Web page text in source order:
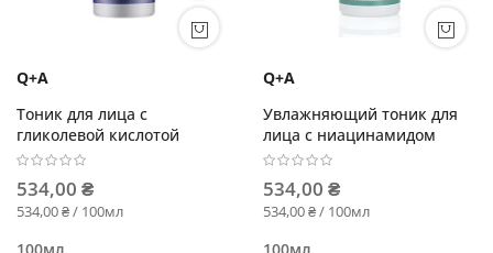
Q+A
Тоник для лица с
гликолевой кислотой
534,00 ₴
534,00 ₴ / 100мл
Q+A
Увлажняющий тоник для
лица с ниацинамидом
534,00 ₴
534,00 ₴ / 100мл